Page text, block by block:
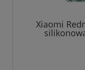
Xiaomi